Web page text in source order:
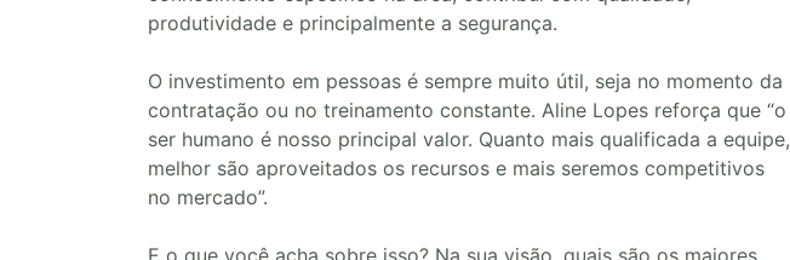
produtividade e principalmente a segurança.
O investimento em pessoas é sempre muito útil, seja no momento da
contratação ou no treinamento constante. Aline Lopes reforça que “o
ser humano é nosso principal valor. Quanto mais qualificada a equipe,
melhor são aproveitados os recursos e mais seremos competitivos
no mercado”.